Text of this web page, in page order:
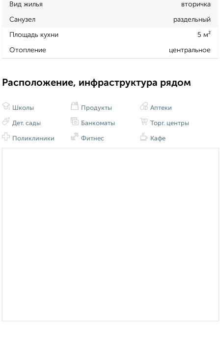
Вид жилья вторичка
Санузел раздельный
Площадь кухни 5 м²
Отопление центральное
Расположение, инфраструктура рядом
Школы
Дет. сады
Поликлиники
Продукты
Банкоматы
Фитнес
Аптеки
Торг. центры
Кафе